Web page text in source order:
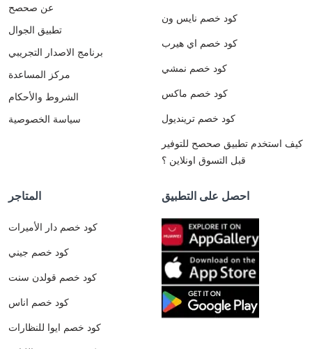
عن صحصح
تطبيق الجوال
برنامج الاصدار التجريبي
مركز المساعدة
الشروط والأحكام
سياسة الخصوصية
كود خصم نايس ون
كود خصم اي هيرب
كود خصم نمشي
كود خصم ماكس
كود خصم ترينديول
كيف استخدم تطبيق صحصح للتوفير
قبل التسوق اونلاين ؟
المتاجر
كود خصم دار الأميرات
كود خصم جيني
كود خصم قولدن سنت
كود خصم اناس
كود خصم ايوا للنظارات
احصل على التطبيق